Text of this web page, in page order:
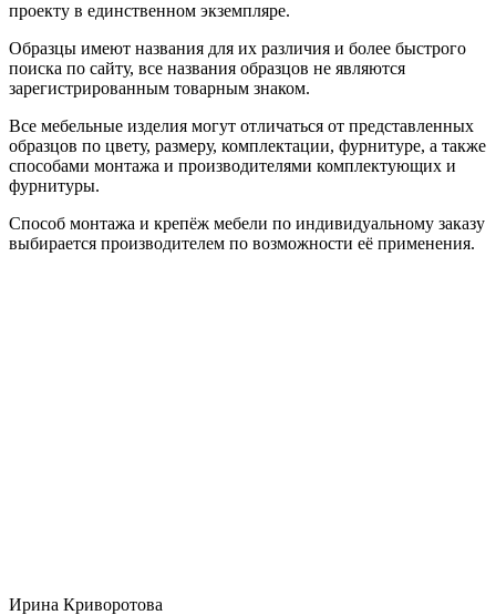
проекту в единственном экземпляре.
Образцы имеют названия для их различия и более быстрого
поиска по сайту, все названия образцов не являются
зарегистрированным товарным знаком.
Все мебельные изделия могут отличаться от представленных
образцов по цвету, размеру, комплектации, фурнитуре, а также
способами монтажа и производителями комплектующих и
фурнитуры.
Способ монтажа и крепёж мебели по индивидуальному заказу
выбирается производителем по возможности её применения.
Ирина Криворотова